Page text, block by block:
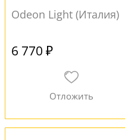
Odeon Light (Италия)
6 770 ₽